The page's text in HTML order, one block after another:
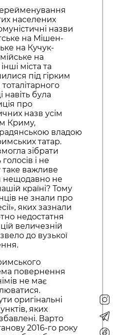
населених
назви
на Мішен-
на Кучук-
на
міста та
під гірким
навіть була
про
назв усім
Криму,
владою
татар.
зібрати
голосів і не
таке важливе
нещодавно не
країні? Тому
не знали про
яких зазнали
недостатня
величезній
до вузької
повернення
не має
оригінальні
яких
Варто
2016-го року